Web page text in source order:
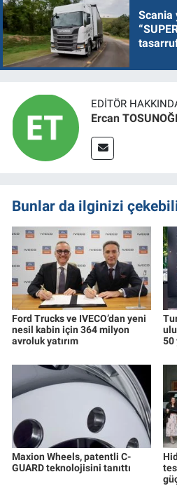
Scania
EDITÖR
Ercan
Bunlar da ilginizi
Ford Trucks ve IVECO’dan yeni
nesil kabin için 364 milyon
avroluk yatırım
50
Maxion Wheels, patentli C-
GUARD teknolojisini tanıttı